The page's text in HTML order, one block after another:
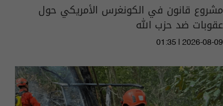
مشروع قانون في الكونغرس الأمريكي حول
عقوبات ضد حزب الله
01:35 | 2026-08-09